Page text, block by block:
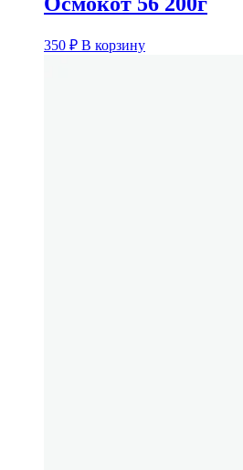
350 ₽ В корзину